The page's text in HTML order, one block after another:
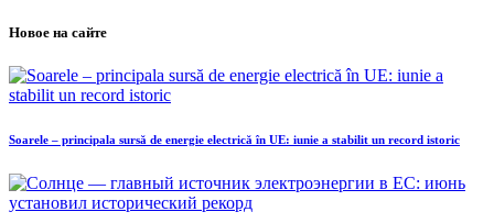
Новое на сайте
Soarele – principala sursă de energie electrică în UE: iunie a stabilit un record istoric